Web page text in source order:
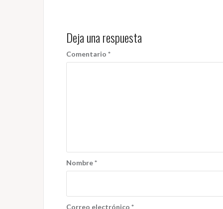
Deja una respuesta
Comentario *
Nombre*
Correo electrónico *